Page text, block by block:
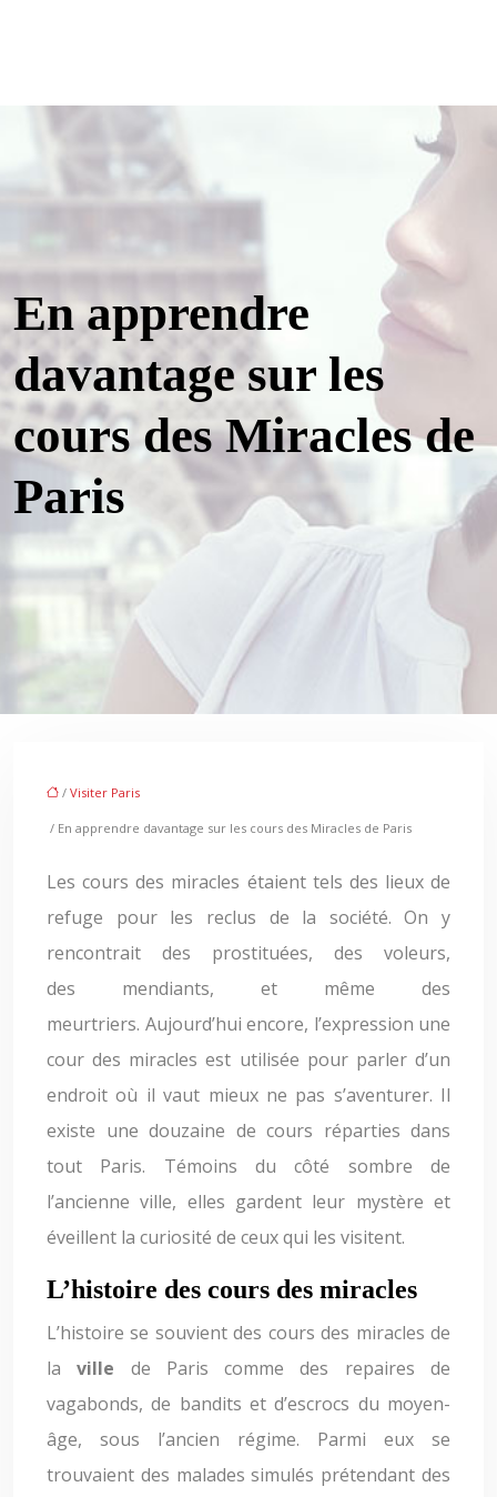
En apprendre
davantage sur les
cours des Miracles de
Paris
/ Visiter Paris
/ En apprendre davantage sur les cours des Miracles de Paris
Les cours des miracles étaient tels des lieux de
refuge pour les reclus de la société. On y
rencontrait des prostituées, des voleurs,
des mendiants, et même des
meurtriers. Aujourd’hui encore, l’expression une
cour des miracles est utilisée pour parler d’un
endroit où il vaut mieux ne pas s’aventurer. Il
existe une douzaine de cours réparties dans
tout Paris. Témoins du côté sombre de
l’ancienne ville, elles gardent leur mystère et
éveillent la curiosité de ceux qui les visitent.
L’histoire des cours des miracles
L’histoire se souvient des cours des miracles de
laville de Paris comme des repaires de
vagabonds, de bandits et d’escrocs du moyen-
âge, sous l’ancien régime. Parmi eux se
trouvaient des malades simulés prétendant des